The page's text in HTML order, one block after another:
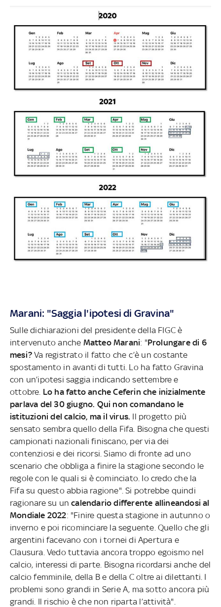
Marani: "Saggia l'ipotesi di Gravina"
Sulle dichiarazioni del presidente della FIGC è
intervenuto anche Matteo Marani: "Prolungare di 6
mesi? Va registrato il fatto che c’è un costante
spostamento in avanti di tutti. Lo ha fatto Gravina
con un’ipotesi saggia indicando settembre e
ottobre. Lo ha fatto anche Ceferin che inizialmente
parlava del 30 giugno. Qui non comandano le
istituzioni del calcio, ma il virus. Il progetto più
sensato sembra quello della Fifa. Bisogna che questi
campionati nazionali finiscano, per via dei
contenziosi e dei ricorsi. Siamo di fronte ad uno
scenario che obbliga a finire la stagione secondo le
regole con le quali si è cominciato. Io credo che la
Fifa su questo abbia ragione". Si potrebbe quindi
ragionare su uncalendario differente allineandosi al
Mondiale 2022: "Finire questa stagione in autunno o
inverno e poi ricominciare la seguente. Quello che gli
argentini facevano con i tornei di Apertura e
Clausura. Vedo tuttavia ancora troppo egoismo nel
calcio, interessi di parte. Bisogna ricordarsi anche del
calcio femminile, della B e della C oltre ai dilettanti. I
problemi sono grandi in Serie A, ma sotto ancora più
grandi. Il rischio è che non riparta l’attività".